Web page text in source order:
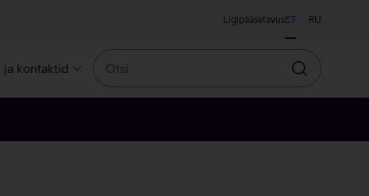
LigipääsetavusET RU
ja kontaktid
Otsin